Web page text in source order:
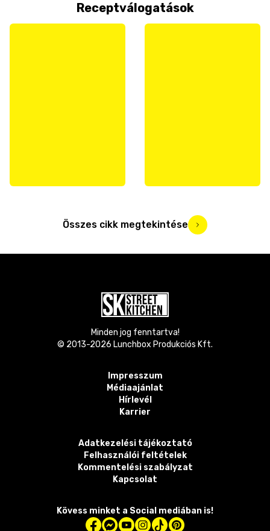
Receptválogatások
Összes cikk megtekintése
Minden jog fenntartva!
© 2013-2026 Lunchbox Produkciós Kft.
Impresszum
Médiaajánlat
Hírlevél
Karrier
Adatkezelési tájékoztató
Felhasználói feltételek
Kommentelési szabályzat
Kapcsolat
Kövess minket a Social mediában is!